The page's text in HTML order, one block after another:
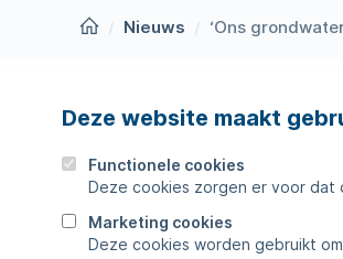
Deze website maakt
Functionele cookies
Deze cookies zorgen er voor
Marketing cookies
Deze cookies worden gebruikt
Homepage
Nieuws ‘Ons
Nieuws
Werken bij
Zakelijk